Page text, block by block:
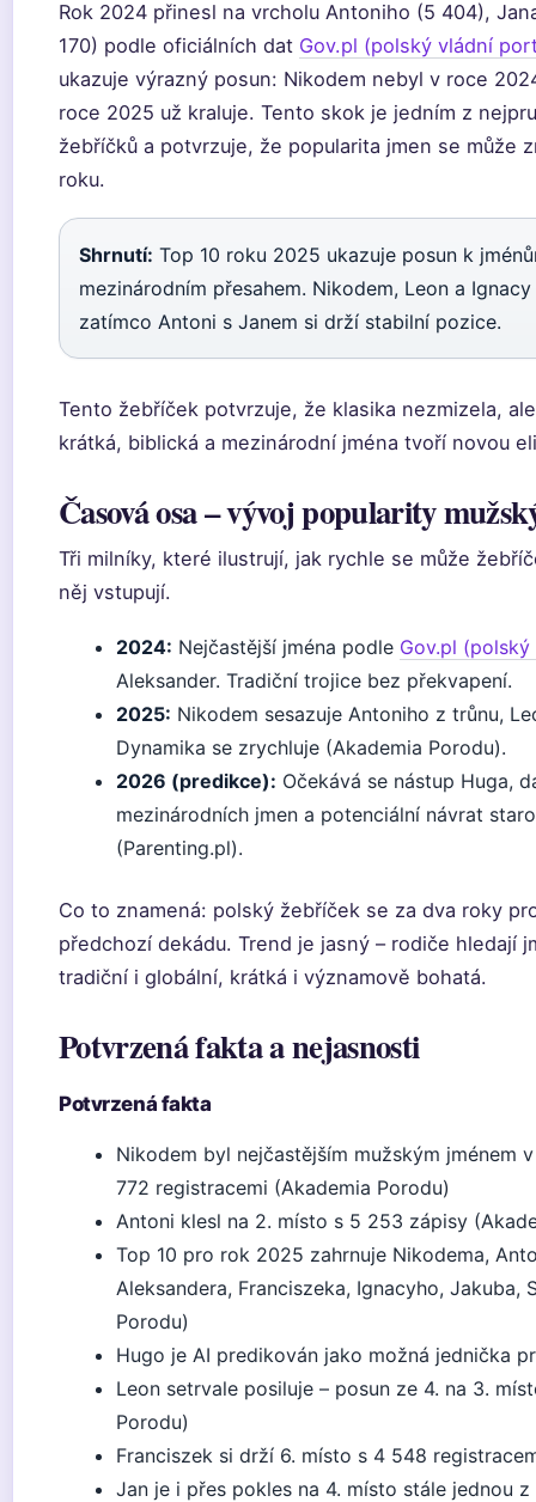
Rok 2024 přinesl na vrcholu Antoniho (5 404),
170) podle oficiálních dat Gov.pl (polský vládní
ukazuje výrazný posun: Nikodem nebyl v roce
roce 2025 už kraluje. Tento skok je jedním z
žebříčků a potvrzuje, že popularita jmen se může
roku.
Shrnutí: Top 10 roku 2025 ukazuje posun k
mezinárodním přesahem. Nikodem, Leon a
zatímco Antoni s Janem si drží stabilní pozice.
Tento žebříček potvrzuje, že klasika nezmizela,
krátká, biblická a mezinárodní jména tvoří novou
Časová osa – vývoj popularity
Tři milníky, které ilustrují, jak rychle se může
něj vstupují.
2024: Nejčastější jména podle Gov.pl
Aleksander. Tradiční trojice bez překvapení.
2025: Nikodem sesazuje Antoniho z trůnu,
Dynamika se zrychluje (Akademia Porodu).
2026 (predikce): Očekává se nástup Huga,
mezinárodních jmen a potenciální návrat
(Parenting.pl).
Co to znamená: polský žebříček se za dva roky
předchozí dekádu. Trend je jasný – rodiče hledají
tradiční i globální, krátká i významově bohatá.
Potvrzená fakta a nejasnosti
Potvrzená fakta
Nikodem byl nejčastějším mužským jménem
772 registracemi (Akademia Porodu)
Antoni klesl na 2. místo s 5 253 zápisy
Top 10 pro rok 2025 zahrnuje Nikodema,
Aleksandera, Franciszeka, Ignacyho, Jakuba,
Porodu)
Hugo je AI predikován jako možná jednička
Leon setrvale posiluje – posun ze 4. na 3.
Porodu)
Franciszek si drží 6. místo s 4 548
Jan je i přes pokles na 4. místo stále jednou